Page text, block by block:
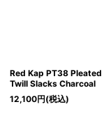
Red Kap PT38 Pleated
Twill Slacks Charcoal
12,100円(税込)